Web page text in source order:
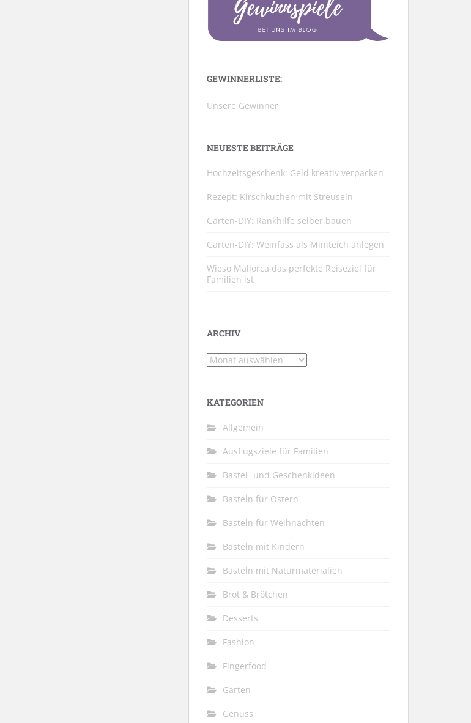
GEWINNERLISTE:
Unsere Gewinner
NEUESTE BEITRÄGE
Hochzeitsgeschenk: Geld kreativ verpacken
Rezept: Kirschkuchen mit Streuseln
Garten-DIY: Rankhilfe selber bauen
Garten-DIY: Weinfass als Miniteich anlegen
Wieso Mallorca das perfekte Reiseziel für
Familien ist
ARCHIV
Archiv
KATEGORIEN
Allgemein
Ausflugsziele für Familien
Bastel- und Geschenkideen
Basteln für Ostern
Basteln für Weihnachten
Basteln mit Kindern
Basteln mit Naturmaterialien
Brot & Brötchen
Desserts
Fashion
Fingerfood
Garten
Genuss